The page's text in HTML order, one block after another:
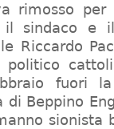
rimosso
sindaco e
Riccardo
fuori
Beppino
sionista